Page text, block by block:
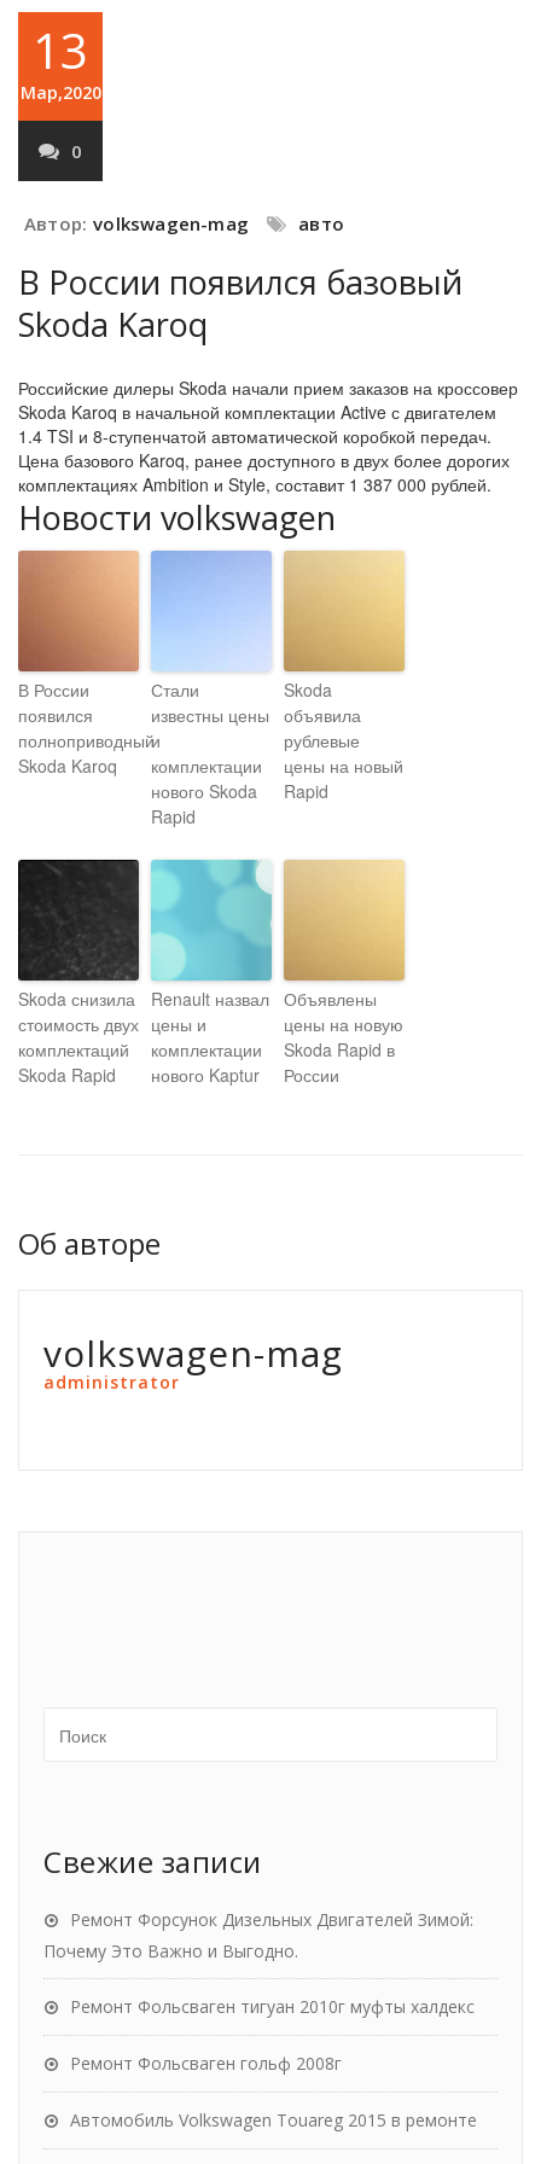
13
Мар,2020
0
Автор: volkswagen-mag авто
В России появился базовый
Skoda Karoq
Российские дилеры Skoda начали прием заказов на кроссовер
Skoda Karoq в начальной комплектации Active с двигателем
1.4 TSI и 8-ступенчатой автоматической коробкой передач.
Цена базового Karoq, ранее доступного в двух более дорогих
комплектациях Ambition и Style, составит 1 387 000 рублей.
Новости volkswagen
В России
появился
полноприводный
Skoda Karoq
Стали
известны цены
и
комплектации
нового Skoda
Rapid
Skoda
объявила
рублевые
цены на новый
Rapid
Skoda снизила
стоимость двух
комплектаций
Skoda Rapid
Renault назвал
цены и
комплектации
нового Kaptur
Объявлены
цены на новую
Skoda Rapid в
России
Об авторе
volkswagen-mag
administrator
Свежие записи
Ремонт Форсунок Дизельных Двигателей Зимой:
Почему Это Важно и Выгодно.
Ремонт Фольсваген тигуан 2010г муфты халдекс
Ремонт Фольсваген гольф 2008г
Автомобиль Volkswagen Touareg 2015 в ремонте